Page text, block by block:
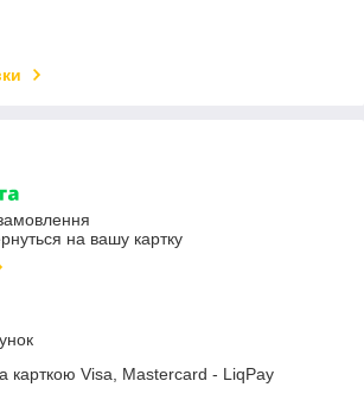
на вашу картку
карткою Visa, Mastercard - LiqPay